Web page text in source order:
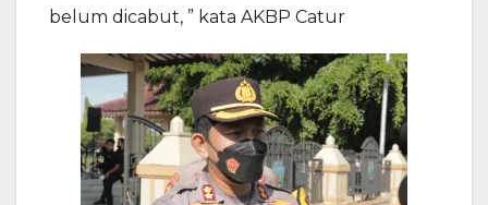
belum dicabut, ” kata AKBP Catur